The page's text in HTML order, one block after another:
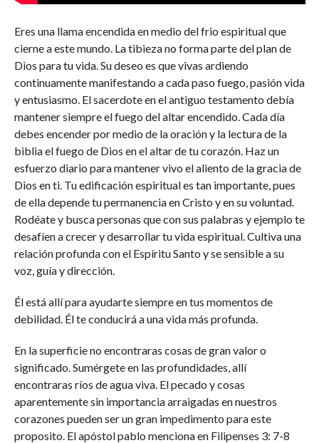
Eres una llama encendida en medio del frio espiritual que
cierne a este mundo. La tibieza no forma parte del plan de
Dios para tu vida. Su deseo es que vivas ardiendo
continuamente manifestando a cada paso fuego, pasión vida
y entusiasmo. El sacerdote en el antiguo testamento debía
mantener siempre el fuego del altar encendido. Cada día
debes encender por medio de la oración y la lectura de la
biblia el fuego de Dios en el altar de tu corazón. Haz un
esfuerzo diario para mantener vivo el aliento de la gracia de
Dios en ti. Tu edificación espiritual es tan importante, pues
de ella depende tu permanencia en Cristo y en su voluntad.
Rodéate y busca personas que con sus palabras y ejemplo te
desafíen a crecer y desarrollar tu vida espiritual. Cultiva una
relación profunda con el Espíritu Santo y se sensible a su
voz, guía y dirección.
Él está allí para ayudarte siempre en tus momentos de
debilidad. Él te conducirá a una vida más profunda.
En la superficie no encontraras cosas de gran valor o
significado. Sumérgete en las profundidades, allí
encontraras ríos de agua viva. El pecado y cosas
aparentemente sin importancia arraigadas en nuestros
corazones pueden ser un gran impedimento para este
proposito. El apóstol pablo menciona en Filipenses 3: 7-8